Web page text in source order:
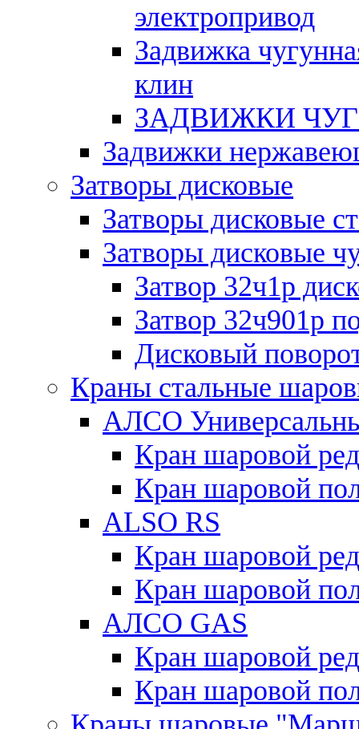
электропривод
Задвижка
клин
ЗАДВИЖКИ
Задвижки
Затворы дисковые
Затворы дисковые
Затворы дисковые
Затвор 32ч1р
Затвор 32ч901р
Дисковый
Краны стальные
АЛСО
Кран шаровой
Кран шаровой
ALSO RS
Кран шаровой
Кран шаровой
АЛСО GAS
Кран шаровой
Кран шаровой